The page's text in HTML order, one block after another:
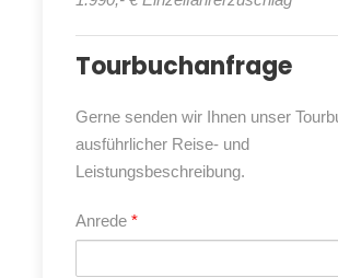
Tourbuchanfrage
Gerne senden wir Ihnen unser
ausführlicher Reise- und
Leistungsbeschreibung.
Anrede *
So ist Rhodos mit über 3.000
bekannt für seine malerischen
das idyllischen Künstlerdorf Oia mit
Häusern. Kreta ist die größte der
und berühmt für den Palast von Knossos
malerische Samaria-Schlucht.
Aber auch die vielen kleineren Inseln, die